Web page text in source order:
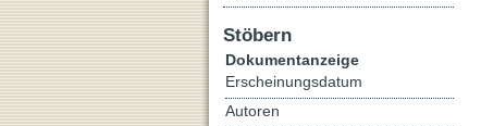
Stöbern
Dokumentanzeige
Erscheinungsdatum
Autoren